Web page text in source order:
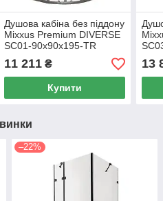
Душова кабіна без піддону
Mixxus Premium DIVERSE
SC01-90x90x195-TR
Chrome прозоре скло 5мм
11 211₴
Купити
13
–22%